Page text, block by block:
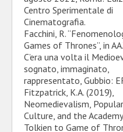
Centro Sperimentale di
Cinematografia.
Facchini, R.
Games of Thrones”, in
C’era una volta il
sognato, immaginato,
rappresentato, Gubbio:
Fitzpatrick, K.A. (2019),
Neomedievalism, Popular
Culture, and the
Tolkien to Game of